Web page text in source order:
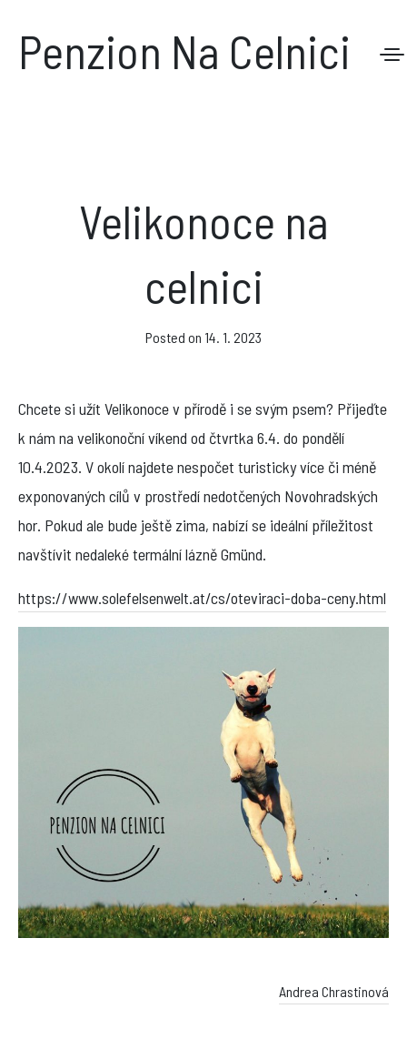
Penzion Na Celnici
Možnosti ubytování
Ceny ubytování a služeb
Akce, narozeniny a svatby
Tipy na výlety
Penzion Na Celnici
Velikonoce na
celnici
Posted on 14. 1. 2023
Chcete si užít Velikonoce v přírodě i se svým psem? Přijeďte
k nám na velikonoční víkend od čtvrtka 6.4. do pondělí
10.4.2023. V okolí najdete nespočet turisticky více či méně
exponovaných cílů v prostředí nedotčených Novohradských
hor. Pokud ale bude ještě zima, nabízí se ideální příležitost
navštívit nedaleké termální lázně Gmünd.
https://www.solefelsenwelt.at/cs/oteviraci-doba-ceny.html
Andrea Chrastinová